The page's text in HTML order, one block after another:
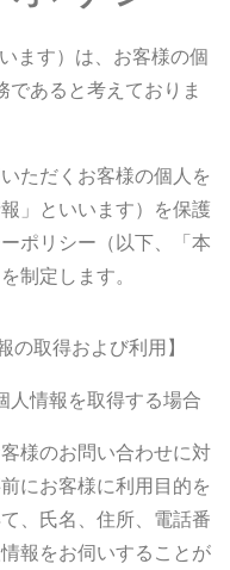
ます）は、お客様の個
であると考えておりま
ただくお客様の個人を
」といいます）を保護
ポリシー（以下、「本
制定します。
の取得および利用】
人情報を取得する場合
様のお問い合わせに対
にお客様に利用目的を
、氏名、住所、電話番
報をお伺いすることが